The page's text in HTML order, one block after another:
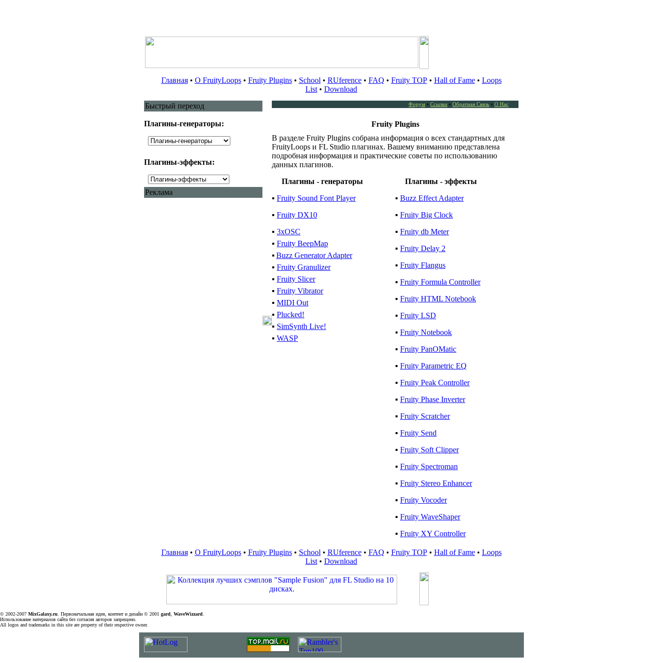
Главная• О FruityLoops• Fruity Plugins• School • RUference• FAQ • Fruity TOP• Hall of Fame• Loops
List • Download
Быстрый переход
Плагины-генераторы:
Плагины-эффекты:
Реклама
Форум • Ссылки • Обратная Связь • О Нас
Fruity Plugins
В разделе Fruity Plugins собрана информация о всех стандартных для
FruityLoops и FL Studio плагинах. Вашему вниманию представлена
подробная информация и практические советы по использованию
данных плагинов.
Плагины - генераторы
▪ Fruity Sound Font Player
▪ Fruity DX10
▪ 3xOSC
▪ Fruity BeepMap
▪ Buzz Generator Adapter
▪ Fruity Granulizer
▪ Fruity Slicer
▪ Fruity Vibrator
▪ MIDI Out
▪ Plucked!
▪ SimSynth Live!
▪ WASP
Плагины - эффекты
▪ Buzz Effect Adapter
▪ Fruity Big Clock
▪ Fruity db Meter
▪ Fruity Delay 2
▪ Fruity Flangus
▪ Fruity Formula Controller
▪ Fruity HTML Notebook
▪ Fruity LSD
▪ Fruity Notebook
▪ Fruity PanOMatic
▪ Fruity Parametric EQ
▪ Fruity Peak Controller
▪ Fruity Phase Inverter
▪ Fruity Scratcher
▪ Fruity Send
▪ Fruity Soft Clipper
▪ Fruity Spectroman
▪ Fruity Stereo Enhancer
▪ Fruity Vocoder
▪ Fruity WaveShaper
▪ Fruity XY Controller
Главная• О FruityLoops• Fruity Plugins• School • RUference• FAQ • Fruity TOP• Hall of Fame• Loops
List • Download
© 2002-2007 MixGalaxy.ru . Первоначальная идея, контент и дизайн © 2001 gard WaveWizzard
Использование материалов сайта без согласия авторов запрещено.
All logos and trademarks in this site are property of their respective owner.